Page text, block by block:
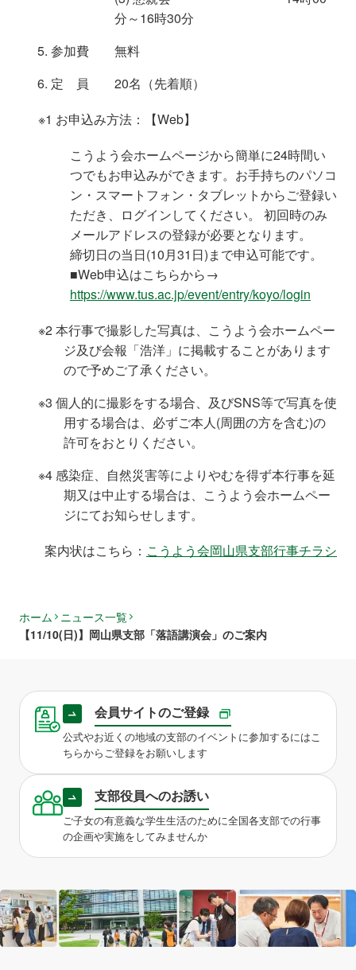
分～16時30分
参加費 無料
定 員 20名（先着順）
※1 お申込み方法：【Web】
こうよう会ホームページから簡単に24時間い
つでもお申込みができます。お手持ちのパソコ
ン・スマートフォン・タブレットからご登録い
ただき、ログインしてください。 初回時のみ
メールアドレスの登録が必要となります。
締切日の当日(10月31日)まで申込可能です。
■Web申込はこちらから→
https://www.tus.ac.jp/event/entry/koyo/login
※2 本行事で撮影した写真は、こうよう会ホームペー
ジ及び会報「浩洋」に掲載することがあります
ので予めご了承ください。
※3 個人的に撮影をする場合、及びSNS等で写真を使
用する場合は、必ずご本人(周囲の方を含む)の
許可をおとりください。
※4 感染症、自然災害等によりやむを得ず本行事を延
期又は中止する場合は、こうよう会ホームペー
ジにてお知らせします。
案内状はこちら： こうよう会岡山県支部行事チラシ
ホーム ニュース一覧
【11/10(日)】岡山県支部「落語講演会」のご案内
会員サイトのご登録
公式やお近くの地域の支部のイベントに参加するにはこ
ちらからご登録をお願いします
支部役員へのお誘い
ご子女の有意義な学生生活のために全国各支部での行事
の企画や実施をしてみませんか